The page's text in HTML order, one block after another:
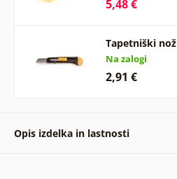
5,48 €
Tapetniški nož
Na zalogi
2,91 €
Opis izdelka in lastnosti